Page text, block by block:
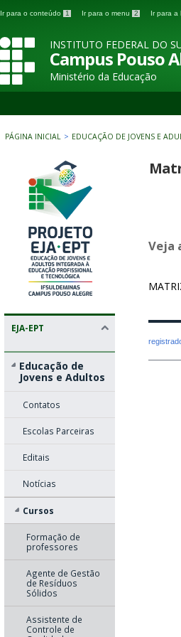
Ir para o conteúdo 1 Ir para o menu 2 Ir para
INSTITUTO FEDERAL DO
Campus Pouso
Ministério da Educação
PÁGINA INICIAL > EDUCAÇÃO DE JOVENS E
EJA-EPT
Educação de
Jovens e Adultos
Contatos
Escolas Parceiras
Editais
Notícias
Cursos
Formação de
professores
Agente de Gestão
de Resíduos
Sólidos
Assistente de
Controle de
Veja